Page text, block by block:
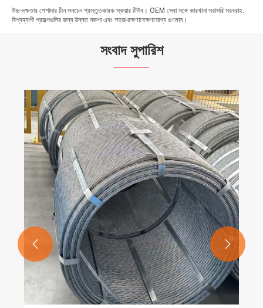
উচ্চ-দক্ষতার পেশাদার চীন শুনচেন প্রস্তুতকারক স্কয়ার টিউব। OEM সেবা সঙ্গে কারখানা সরাসরি সরবরাহ.
বিশ্বব্যাপী প্রকল্পগুলির জন্য উন্নত নকশা এবং সহজ-রক্ষণাবেক্ষণযোগ্য গুণমান।
সংবাদ সুপারিশ
 